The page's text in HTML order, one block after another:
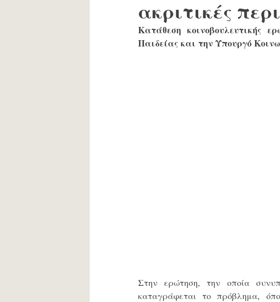
ακριτικές
Κατάθεση κοινοβουλευτικής
Παιδείας και την Υπουργό
Στην ερώτηση, την οποία
καταγράφεται το πρόβλημα,